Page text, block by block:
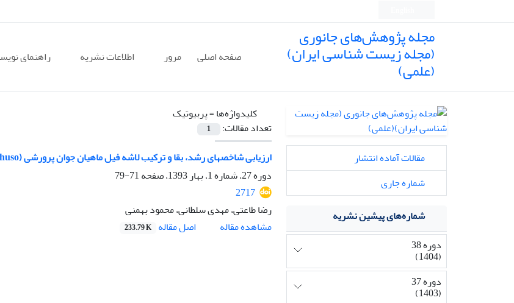
مجله پژوهش‌های جانوری
(مجله زیست شناسی ایران)
(علمی) صفحه اصلی مرور اطلاعات نشریه راهنمای
کلیدواژه‌ها =پربیوتیک
تعداد مقالات:
1
ارزیابی شاخصهای رشد، بقا و ترکیب لاشه فیل ماهیان جوان پرورشی (Huso huso) تغذیه شده با پربیوتیک ایمنواستر
دوره 27، شماره 1، بهار 1393، صفحه
71-79
2717
رضا طاعتی، مهدی سلطانی، محمود بهمنی
مشاهده مقاله
اصل مقاله 233.79 K
مقالات آماده انتشار
شماره جاری
شماره‌های پیشین نشریه
دوره 38
(1404)
دوره 37
(1403)